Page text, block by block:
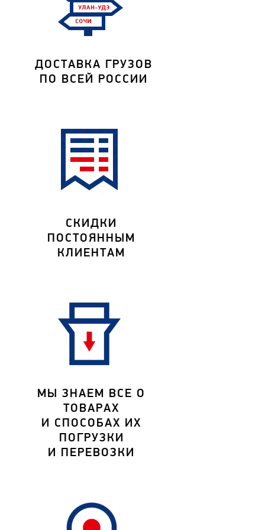
ДОСТАВКА ГРУЗОВ
ПО ВСЕЙ РОССИИ
СКИДКИ
ПОСТОЯННЫМ
КЛИЕНТАМ
МЫ ЗНАЕМ ВСЕ О
ТОВАРАХ
И СПОСОБАХ ИХ
ПОГРУЗКИ
И ПЕРЕВОЗКИ